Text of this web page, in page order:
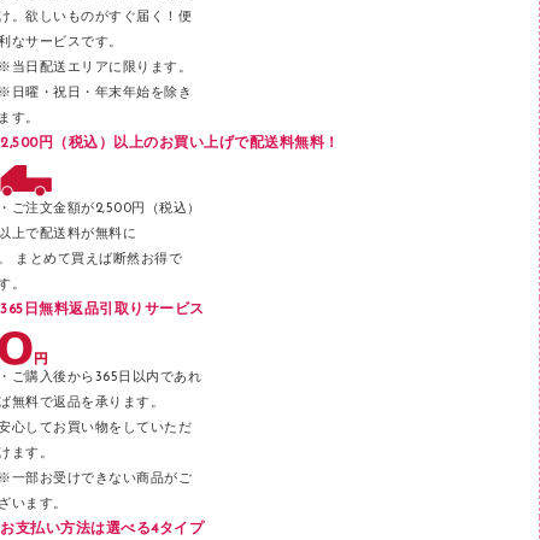
メンディングテープ
メッシュケース／ペンケース
フロアケース
ブックエンド／ブックスタンド
パンチ
はさみ
テープカッター
その他文具
セロハンテープ
。欲しいものがすぐ届く！便
なサービスです。
当日配送エリアに限ります。
日曜・祝日・年末年始を除き
す。
2,500円（税込）以上のお買い上げで配送料無料！
ご注文金額が2,500円（税込）
上で配送料が無料に
まとめて買えば断然お得で
。
365日無料返品引取りサービス
ご購入後から365日以内であれ
無料で返品を承ります。
心してお買い物をしていただ
ます。
一部お受けできない商品がご
います。
お支払い方法は選べる4タイプ